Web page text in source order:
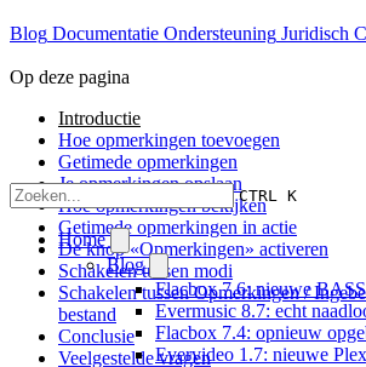
Blog Documentatie Ondersteuning Juridisch
CTRL K
Home
Blog
Flacbox 7.6: nieuwe
Evermusic 8.7: echt
Flacbox 7.4: opnieuw
Evervideo 1.7: nieuwe
Op deze pagina
Introductie
Hoe opmerkingen toevoegen
Getimede opmerkingen
Je opmerkingen opslaan
Hoe opmerkingen bekijken
Getimede opmerkingen in actie
De knop «Opmerkingen» activeren
Schakelen tussen modi
Schakelen tussen Opmerkingen /
bestand
Conclusie
Veelgestelde vragen